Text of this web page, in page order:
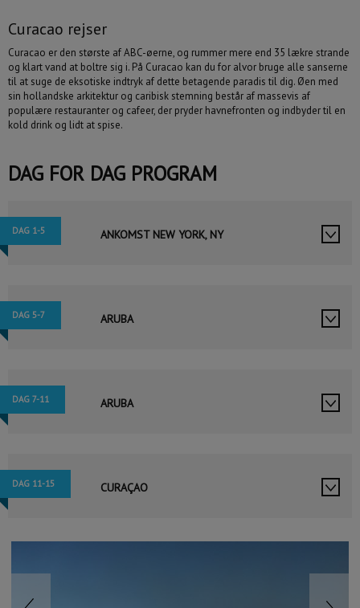
Curacao rejser
Curacao er den største af ABC-øerne, og rummer mere end 35 lækre strande
og klart vand at boltre sig i. På Curacao kan du for alvor bruge alle sanserne
til at suge de eksotiske indtryk af dette betagende paradis til dig. Øen med
sin hollandske arkitektur og caribisk stemning består af massevis af
populære restauranter og cafeer, der pryder havnefronten og indbyder til en
kold drink og lidt at spise.
DAG FOR DAG PROGRAM
DAG 1-5 ANKOMST NEW YORK, NY
DAG 5-7 ARUBA
DAG 7-11 ARUBA
DAG 11-15 CURAÇAO